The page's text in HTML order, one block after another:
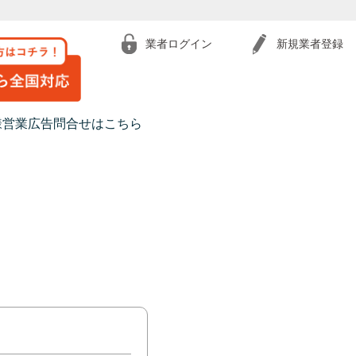
業者ログイン 新規業者登録
業広告問合せはこちら